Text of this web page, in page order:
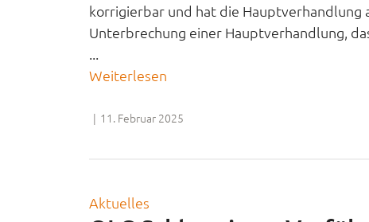
korrigierbar und hat die Hauptverhandlung
Unterbrechung einer Hauptverhandlung,
Weiterlesen
| 11. Februar 2025
Aktuelles